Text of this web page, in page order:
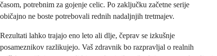
časom, potrebnim za gojenje celic. Po zaključku začetne serije
običajno ne boste potrebovali rednih nadaljnjih tretmajev.
Rezultati lahko trajajo eno leto ali dlje, čeprav se izkušnje
posameznikov razlikujejo. Vaš zdravnik bo razpravljal o realnih